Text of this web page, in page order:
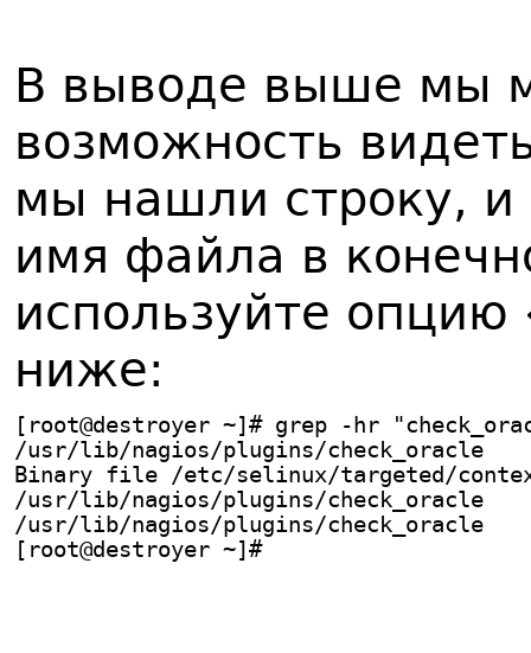
В выводе выше мы
возможность
мы нашли строку, и
имя файла в
используйте опцию
ниже:
[root@destroyer ~]# grep -hr
/usr/lib/nagios/plugins/check_oracle
Binary file /etc/selinux/targeted/
/usr/lib/nagios/plugins/check_oracle
/usr/lib/nagios/plugins/check_oracle
[root@destroyer ~]#